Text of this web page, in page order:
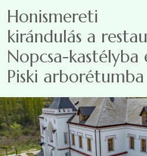
Honismereti
kirándulás a
Nopcsa-kastélyba
Piski arborétumba